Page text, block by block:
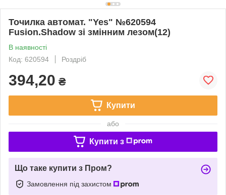
Точилка автомат. "Yes" №620594
Fusion.Shadow зі змінним лезом(12)
В наявності
Код: 620594
Роздріб
394,20 ₴
Купити
або
Купити з
Що таке купити з Пром?
Замовлення під захистом